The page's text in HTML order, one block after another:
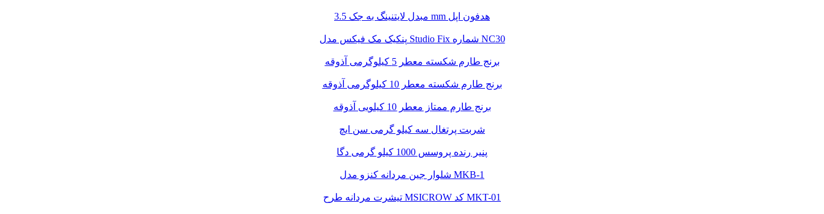
مبدل لایتنینگ به جک 3.5 mm هدفون اپل
پنکیک مک فیکس مدل Studio Fix شماره NC30
برنج طارم شکسته معطر 5 کیلوگرمی آذوقه
برنج طارم شکسته معطر 10 کیلوگرمی آذوقه
برنج طارم ممتاز معطر 10 کیلویی آذوقه
شربت پرتغال سه کیلو گرمی سن ایچ
پنیر رنده پروسس 1000 کیلو گرمی دگا
شلوار جین مردانه کنزو مدل MKB-1
تیشرت مردانه طرح MSICROW کد MKT-01